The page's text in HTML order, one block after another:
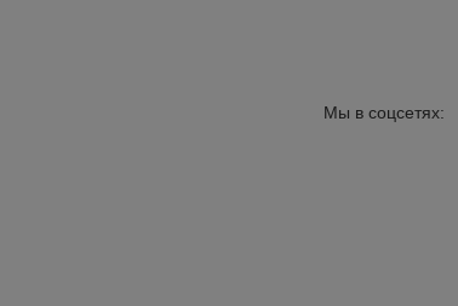
Мы в соцсетях: